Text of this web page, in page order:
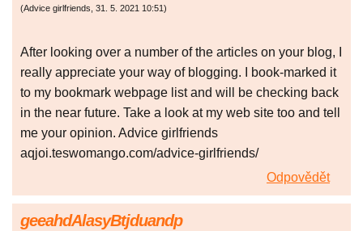
(Advice girlfriends, 31. 5. 2021 10:51)
After looking over a number of the articles on your blog, I
really appreciate your way of blogging. I book-marked it
to my bookmark webpage list and will be checking back
in the near future. Take a look at my web site too and tell
me your opinion. Advice girlfriends
aqjoi.teswomango.com/advice-girlfriends/
Odpovědět
geeahdAlasyBtjduandp